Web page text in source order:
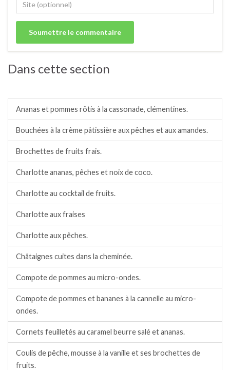
Dans cette section
Ananas et pommes rôtis à la cassonade, clémentines.
Bouchées à la crème pâtissière aux pêches et aux amandes.
Brochettes de fruits frais.
Charlotte ananas, pêches et noix de coco.
Charlotte au cocktail de fruits.
Charlotte aux fraises
Charlotte aux pêches.
Châtaignes cuites dans la cheminée.
Compote de pommes au micro-ondes.
Compote de pommes et bananes à la cannelle au micro-
ondes.
Cornets feuilletés au caramel beurre salé et ananas.
Coulis de pêche, mousse à la vanille et ses brochettes de
fruits.